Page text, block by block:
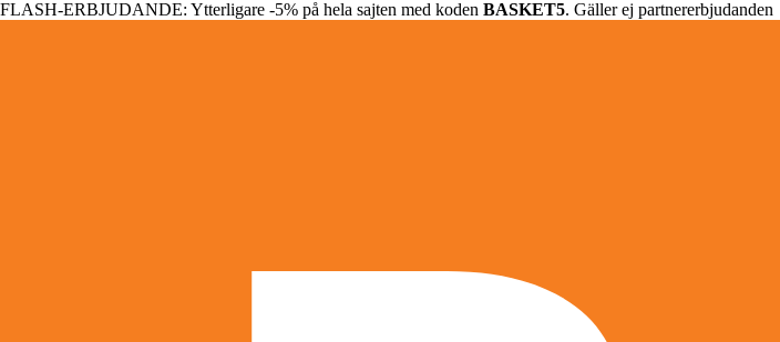
FLASH-ERBJUDANDE: Ytterligare -5% på hela sajten med koden BASKET5. Gäller ej partnererbjudanden